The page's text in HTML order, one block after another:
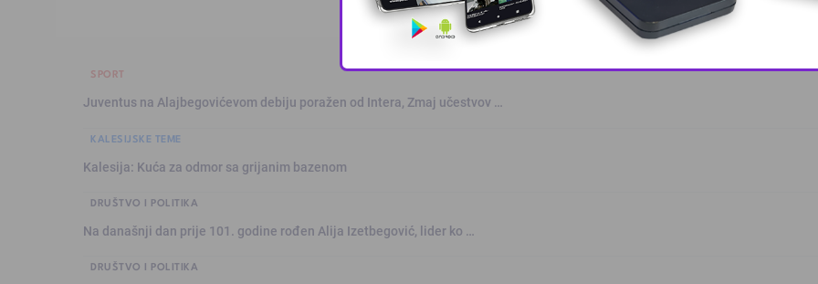
SPORT
Juventus na Alajbegovićevom debiju poražen od Intera, Zmaj učestvov …
KALESIJSKE TEME
Kalesija: Kuća za odmor sa grijanim bazenom
DRUŠTVO I POLITIKA
Na današnji dan prije 101. godine rođen Alija Izetbegović, lider ko …
DRUŠTVO I POLITIKA